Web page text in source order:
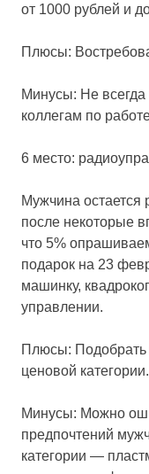
от 1000 рублей и
Плюсы:
Минусы: Не
коллегам по
6 место:
Мужчина остается
после некоторые
что 5%
подарок на 23
машинку,
управлении.
Плюсы: Подобрать
ценовой категории.
Минусы: Можно
предпочтений
категории —